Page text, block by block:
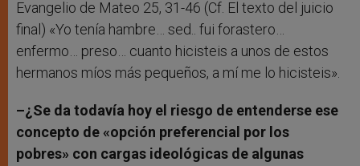
Evangelio de Mateo 25, 31-46 (Cf. El texto del juicio
final) «Yo tenía hambre… sed.. fui forastero…
enfermo… preso… cuanto hicisteis a unos de estos
hermanos míos más pequeños, a mí me lo hicisteis».
–¿Se da todavía hoy el riesgo de entenderse ese
concepto de «opción preferencial por los
pobres» con cargas ideológicas de algunas